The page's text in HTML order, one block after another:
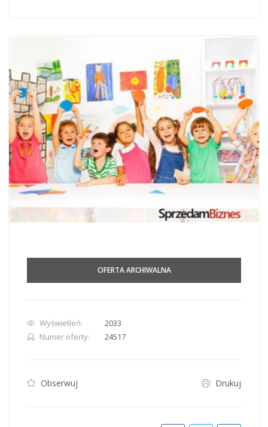
OFERTA ARCHIWALNA
Wyświetleń:
2033
Numer oferty:
24517
Obserwuj Drukuj